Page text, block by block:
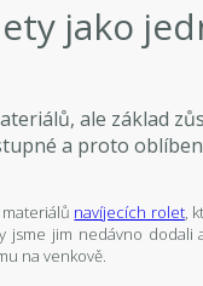
jako
ale základ
a proto
navíjecích rolet,
jim nedávno dodali
na venkově.